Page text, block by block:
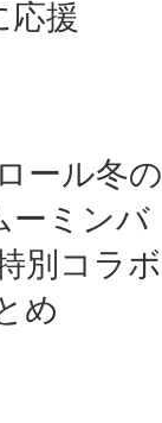
応援
ール冬の
ーミンバ
別コラボ
め